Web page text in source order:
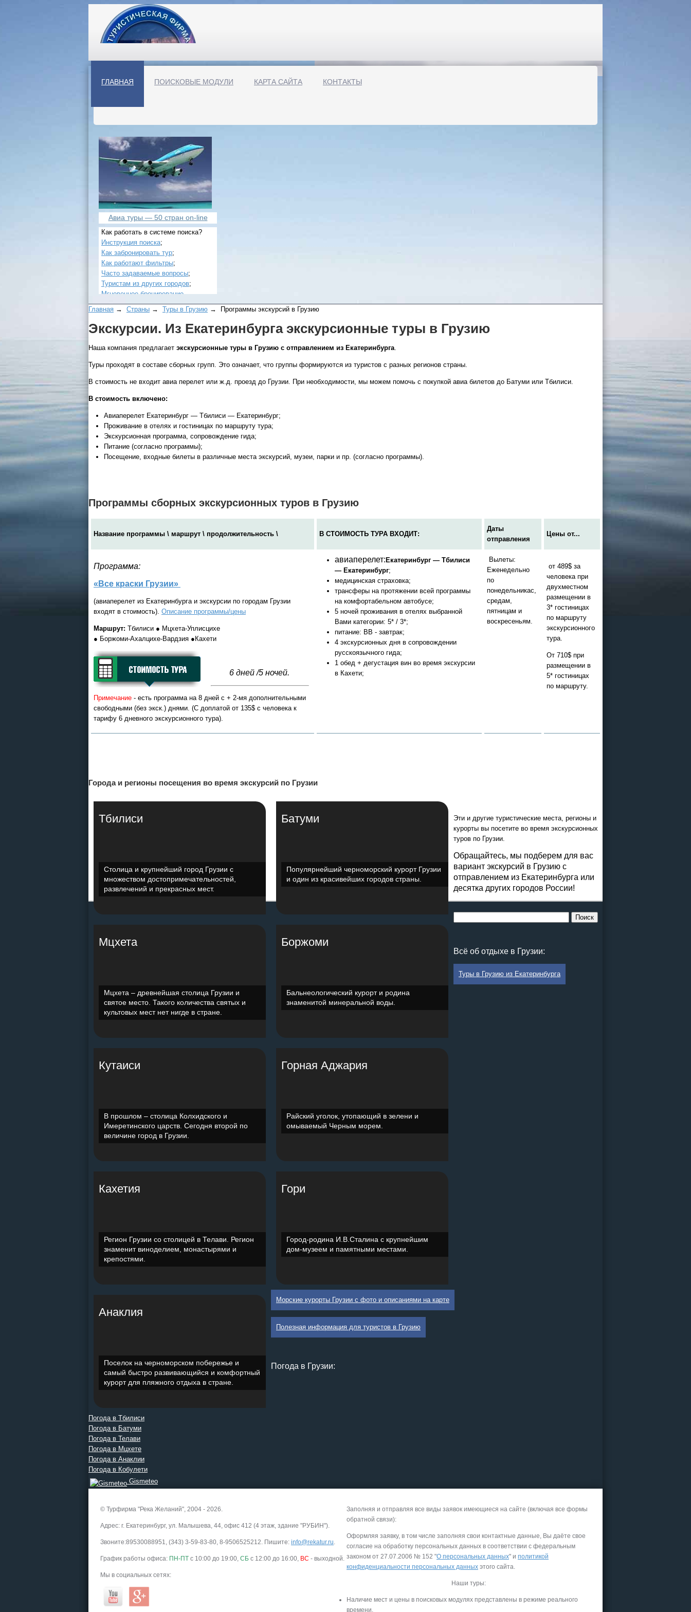
ГЛАВНАЯ ПОИСКОВЫЕ МОДУЛИ КАРТА САЙТА КОНТАКТЫ
Авиа туры — 50 стран on-line
Как работать в системе поиска?
Инструкция поиска;
Как забронировать тур;
Как работают фильтры;
Часто задаваемые вопросы;
Туристам из других городов;
Мгновенное бронирование.
Автобусные туры на черное
море.
Соль-Илецк автобусом.
Детские лагеря в Туапсе
в конце августа)
— оформление тура в офисе
Екатеринбурга
Экскурсионные программы
Главная → Страны → Туры в Грузию → Программы экскурсий в Грузию
Экскурсии. Из Екатеринбурга экскурсионные туры в Грузию
Наша компания предлагает экскурсионные туры в Грузию с отправлением из Екатеринбурга
Туры проходят в составе сборных групп. Это означает, что группы формируются из туристов с разных регионов страны.
В стоимость не входит авиа перелет или ж.д. проезд до Грузии. При необходимости, мы можем помочь с покупкой авиа билетов до Батуми или Тбилиси.
В стоимость включено:
Авиаперелет Екатеринбург — Тбилиси — Екатеринбург;
Проживание в отелях и гостиницах по маршруту тура;
Экскурсионная программа, сопровождение гида;
Питание (согласно программы);
Посещение, входные билеты в различные места экскурсий, музеи, парки и пр. (согласно программы).
Программы сборных экскурсионных туров в Грузию
Название программы \ маршрут \ продолжительность \ В СТОИМОСТЬ ТУРА ВХОДИТ:
Даты
отправления
Цены от...
Программа:
«Все краски Грузии»
(авиаперелет из Екатеринбурга и экскурсии по городам Грузии
входят в стоимость). Описание программы/цены
Маршрут: Тбилиси ● Мцхета-Уплисцихе
● Боржоми-Ахалцихе-Вардзия ●Кахети
6 дней /5 ночей.
Примечание - есть программа на 8 дней с + 2-мя дополнительными
свободными (без экск.) днями. (С доплатой от 135$ с человека к
тарифу 6 дневного экскурсионного тура).
авиаперелет: Екатеринбург — Тбилиси
— Екатеринбург;
медицинская страховка;
трансферы на протяжении всей программы
на комфортабельном автобусе;
5 ночей проживания в отелях выбранной
Вами категории: 5* / 3*;
питание: BB - завтрак;
4 экскурсионных дня в сопровождении
русскоязычного гида;
1 обед + дегустация вин во время экскурсии
в Кахети;
Вылеты:
Еженедельно
по
понедельникас,
средам,
пятницам и
воскресеньям.
от 489$ за
человека при
двухместном
размещении в
3* гостиницах
по маршруту
экскурсионного
тура.
От 710$ при
размещении в
5* гостиницах
по маршруту.
Города и регионы посещения во время экскурсий по Грузии
Тбилиси
Столица и крупнейший город Грузии с
множеством достопримечательностей,
развлечений и прекрасных мест.
Батуми
Популярнейший черноморский курорт Грузии
и один из красивейших городов страны.
Мцхета
Мцхета – древнейшая столица Грузии и
святое место. Такого количества святых и
культовых мест нет нигде в стране.
Боржоми
Бальнеологический курорт и родина
знаменитой минеральной воды.
Кутаиси
В прошлом – столица Колхидского и
Имеретинского царств. Сегодня второй по
величине город в Грузии.
Горная Аджария
Райский уголок, утопающий в зелени и
омываемый Черным морем.
Кахетия
Регион Грузии со столицей в Телави. Регион
знаменит виноделием, монастырями и
крепостями.
Гори
Город-родина И.В.Сталина с крупнейшим
дом-музеем и памятными местами.
Анаклия
Поселок на черноморском побережье и
самый быстро развивающийся и комфортный
курорт для пляжного отдыха в стране.
Эти и другие туристические места, регионы и
курорты вы посетите во время экскурсионных
туров по Грузии.
Обращайтесь, мы подберем для вас
вариант экскурсий в Грузию с
отправлением из Екатеринбурга или
десятка других городов России!
Всё об отдыхе в Грузии:
Туры в Грузию из Екатеринбурга
Морские курорты Грузии с фото и описаниями на карте
Полезная информация для туристов в Грузию
Погода в Грузии:
Погода в Тбилиси
Погода в Батуми
Погода в Телави
Погода в Мцхете
Погода в Анаклии
Погода в Кобулети
Gismeteo
© Турфирма "Река Желаний", 2004 - 2026.
Адрес: г. Екатеринбург, ул. Малышева, 44, офис 412 (4 этаж, здание "РУБИН").
Звоните:89530088951, (343) 3-59-83-80, 8-9506525212. Пишите: info@rekatur.ru
График работы офиса: ПН-ПТ с 10:00 до 19:00, СБ с 12:00 до 16:00, ВС - выходной.
Мы в социальных сетях:
Заполняя и отправляя все виды заявок имеющиеся на сайте (включая все формы
обратной связи):
Оформляя заявку, в том числе заполняя свои контактные данные, Вы даёте свое
согласие на обработку персональных данных в соответствии с федеральным
законом от 27.07.2006 № 152 "О персональных данных" и политикой
конфиденциальности персональных данных этого сайта.
Наши туры:
Наличие мест и цены в поисковых модулях представлены в режиме реального
времени.